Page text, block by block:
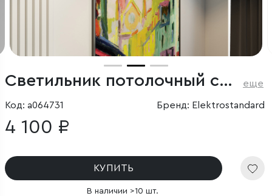
Светильник потолочный светодиодный 12W 4000К белый/чёрный еще
Код: a064731 Бренд: Elektrostandard
4 100 ₽
КУПИТЬ
В наличии >10 шт.